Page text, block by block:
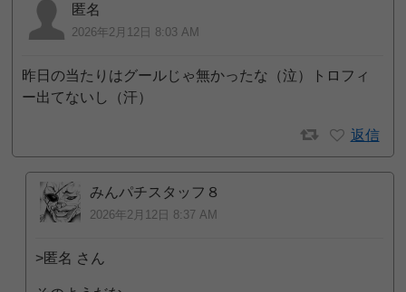
匿名
2026年2月12日 8:03 AM
昨日の当たりはグールじゃ無かったな（泣）トロフィ
ー出てないし（汗）
返信
みんパチスタッフ８
2026年2月12日 8:37 AM
>匿名 さん